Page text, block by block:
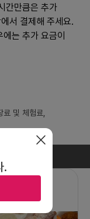
.
간만큼은 추가
서 결제해 주세요.
는 추가 요금이
료 및 체험료,